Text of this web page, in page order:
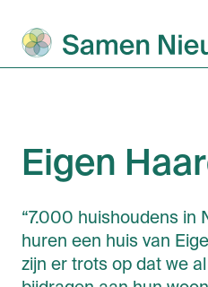
Eigen
“7.000 huishoudens in
huren een huis van
zijn er trots op dat we